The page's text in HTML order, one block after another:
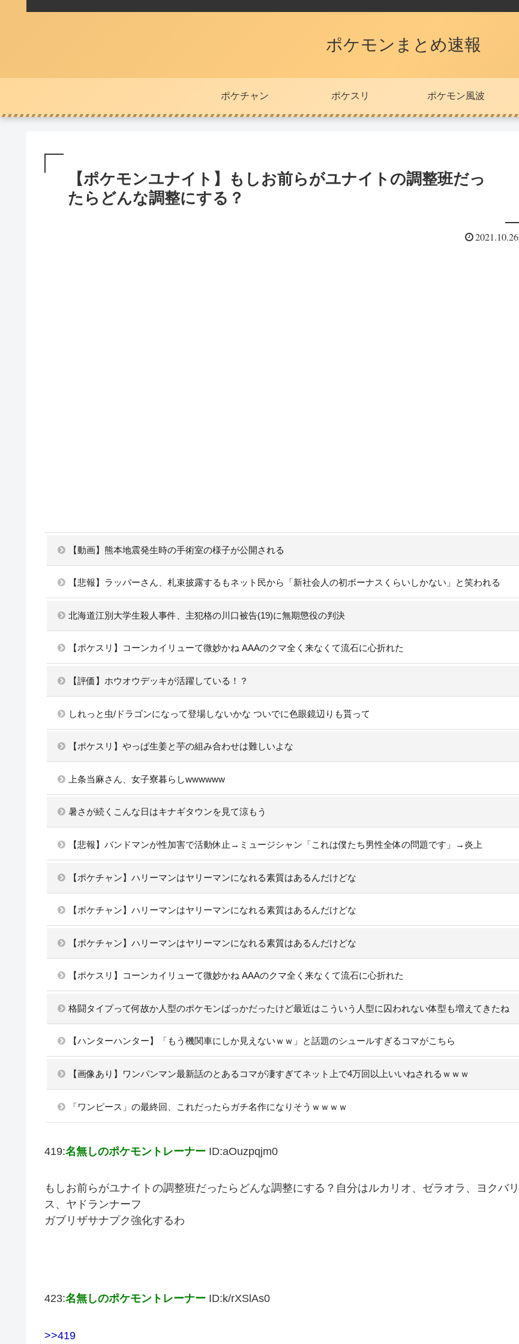
ポケモンまとめ速報
ポケチャン ポケスリ ポケモン風波
【ポケモンユナイト】もしお前らがユナイトの調整班だっ
たらどんな調整にする？
2021.10.26
【動画】熊本地震発生時の手術室の様子が公開される
【悲報】ラッパーさん、札束披露するもネット民から「新社会人の初ボーナスくらいしかない」と笑われる
北海道江別大学生殺人事件、主犯格の川口被告(19)に無期懲役の判決
【ポケスリ】コーンカイリューて微妙かね AAAのクマ全く来なくて流石に心折れた
【評価】ホウオウデッキが活躍している！？
しれっと虫/ドラゴンになって登場しないかな ついでに色眼鏡辺りも貰って
【ポケスリ】やっぱ生姜と芋の組み合わせは難しいよな
上条当麻さん、女子寮暮らしwwwwww
暑さが続くこんな日はキナギタウンを見て涼もう
【悲報】バンドマンが性加害で活動休止→ミュージシャン「これは僕たち男性全体の問題です」→炎上
【ポケチャン】ハリーマンはヤリーマンになれる素質はあるんだけどな
【ポケチャン】ハリーマンはヤリーマンになれる素質はあるんだけどな
【ポケチャン】ハリーマンはヤリーマンになれる素質はあるんだけどな
【ポケスリ】コーンカイリューて微妙かね AAAのクマ全く来なくて流石に心折れた
格闘タイプって何故か人型のポケモンばっかだったけど最近はこういう人型に囚われない体型も増えてきたね
【ハンターハンター】「もう機関車にしか見えないｗｗ」と話題のシュールすぎるコマがこちら
【画像あり】ワンパンマン最新話のとあるコマが凄すぎてネット上で4万回以上いいねされるｗｗｗ
「ワンピース」の最終回、これだったらガチ名作になりそうｗｗｗｗ
419:名無しのポケモントレーナー ID:aOuzpqjm0
もしお前らがユナイトの調整班だったらどんな調整にする？自分はルカリオ、ゼラオラ、ヨクバリ
ス、ヤドランナーフ
ガブリザサナプク強化するわ
423:名無しのポケモントレーナー ID:k/rXSlAs0
>>419